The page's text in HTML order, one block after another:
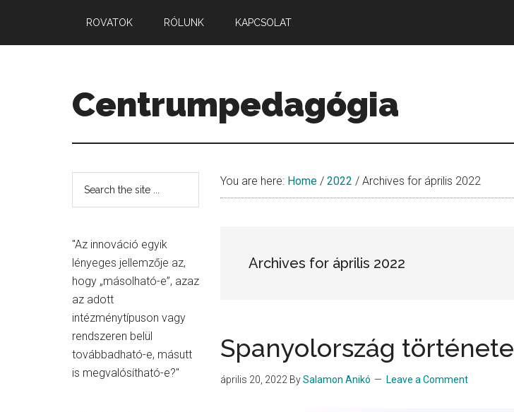
main
primary
secondary
ROVATOK RÓLUNK KAPCSOLAT
Centrumpedagógia
Mennyiség.
You are here: Home / 2022 / Archives for április 2022
Archives for április 2022
Spanyolország története
április 20, 2022 BySalamon Anikó Leave a Comment
Secondary
Sidebar
"Az innováció egyik
lényeges jellemzője az,
hogy „másolható-e”, azaz
az adott
intézménytípuson vagy
rendszeren belül
továbbadható-e, másutt
is megvalósítható-e?"